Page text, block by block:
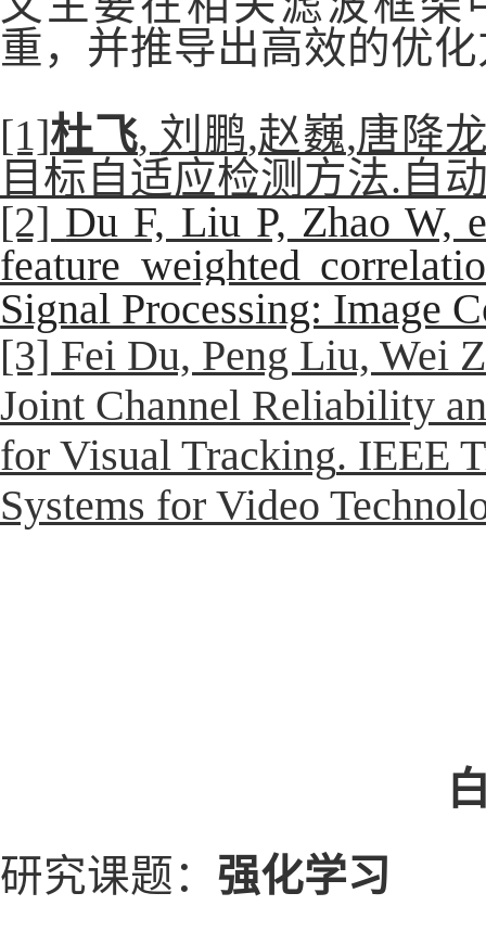
重，并推导出高效的优
[1]杜飞, 刘鹏,赵巍,唐降
目标自适应检测方法.自
[2] Du F, Liu P, Zhao W,
feature weighted
Signal Processing: Image
[3] Fei Du, Peng Liu, Wei
Joint Channel Reliability
for Visual Tracking. IEEE
Systems for Video
研究课题 ： 强化学习